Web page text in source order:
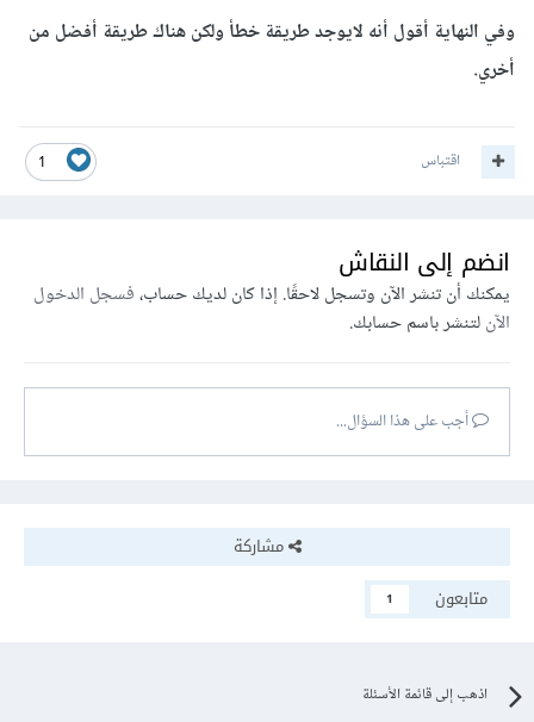
وفي النهاية أقول أنه لايوجد طريقة خطأ ولكن هناك طريقة أفضل من
أخري.
1 اقتباس
انضم إلى النقاش
يمكنك أن تنشر الآن وتسجل لاحقًا. إذا كان لديك حساب،فسجل الدخول
الآنلتنشر باسم حسابك.
أجب على هذا السؤال...
مشاركة
متابعون
1
اذهب إلى قائمة الأسئلة